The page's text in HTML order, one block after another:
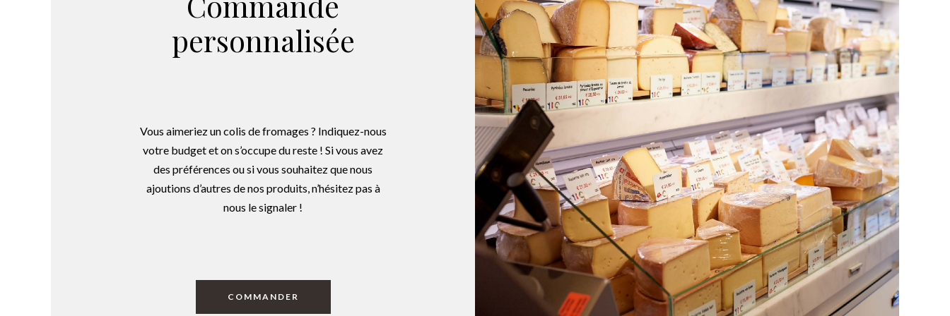
personnalisée
Vous aimeriez un colis de fromages ? Indiquez-nous
votre budget et on s’occupe du reste ! Si vous avez
des préférences ou si vous souhaitez que nous
ajoutions d’autres de nos produits, n’hésitez pas à
nous le signaler !
COMMANDER